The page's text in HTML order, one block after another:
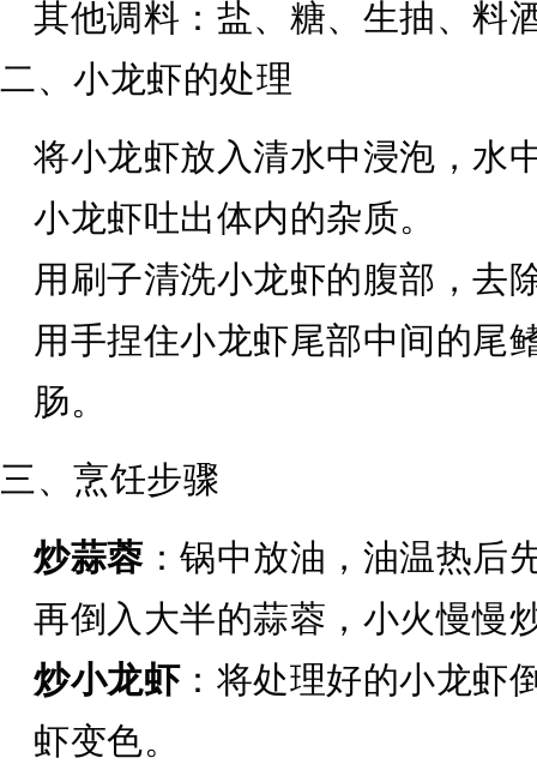
其他调料：盐、糖、生抽、料
二、小龙虾的处理
将小龙虾放入清水中浸泡，水
小龙虾吐出体内的杂质。
用刷子清洗小龙虾的腹部，去
用手捏住小龙虾尾部中间的尾
肠。
三、烹饪步骤
炒蒜蓉：锅中放油，油温热后
再倒入大半的蒜蓉，小火慢慢
炒小龙虾：将处理好的小龙虾
虾变色。